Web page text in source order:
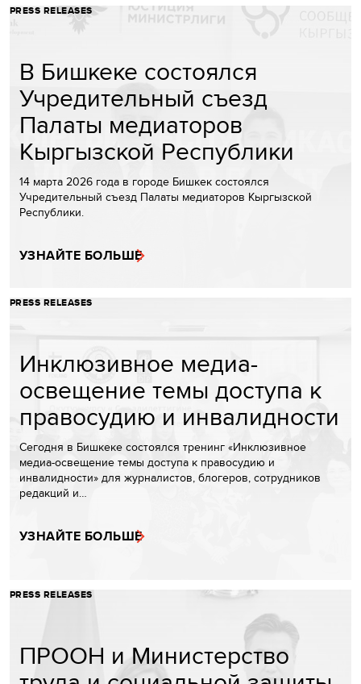
PRESS RELEASES
В Бишкеке состоялся
Учредительный съезд
Палаты медиаторов
Кыргызской Республики
14 марта 2026 года в городе Бишкек состоялся
Учредительный съезд Палаты медиаторов Кыргызской
Республики.
УЗНАЙТЕ БОЛЬШЕ
PRESS RELEASES
Инклюзивное медиа-
освещение темы доступа к
правосудию и инвалидности
Сегодня в Бишкеке состоялся тренинг «Инклюзивное
медиа-освещение темы доступа к правосудию и
инвалидности» для журналистов, блогеров, сотрудников
редакций и…
УЗНАЙТЕ БОЛЬШЕ
PRESS RELEASES
ПРООН и Министерство